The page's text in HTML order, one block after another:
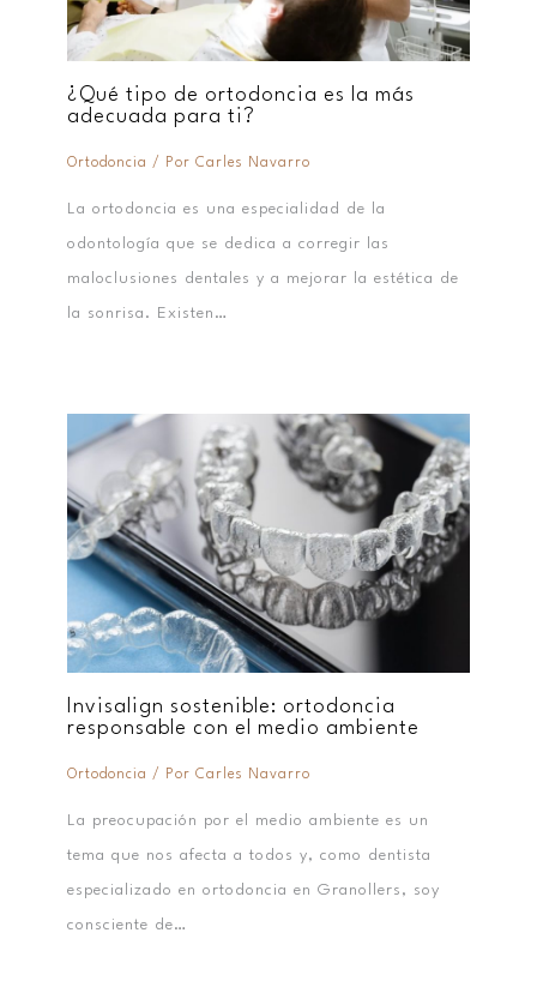
¿Qué tipo de ortodoncia es la más
adecuada para ti?
Ortodoncia / PorCarles Navarro
La ortodoncia es una especialidad de la
odontología que se dedica a corregir las
maloclusiones dentales y a mejorar la estética de
la sonrisa. Existen…
Invisalign sostenible: ortodoncia
responsable con el medio ambiente
Ortodoncia / PorCarles Navarro
La preocupación por el medio ambiente es un
tema que nos afecta a todos y, como dentista
especializado en ortodoncia en Granollers, soy
consciente de…